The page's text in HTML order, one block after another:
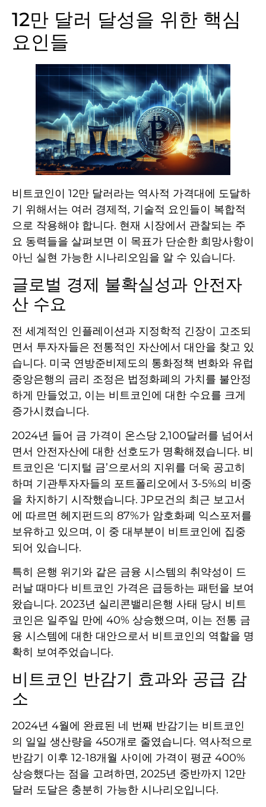
12만 달러 달성을 위한 핵심
요인들
비트코인이 12만 달러라는 역사적 가격대에 도달하
기 위해서는 여러 경제적, 기술적 요인들이 복합적
으로 작용해야 합니다. 현재 시장에서 관찰되는 주
요 동력들을 살펴보면 이 목표가 단순한 희망사항이
아닌 실현 가능한 시나리오임을 알 수 있습니다.
글로벌 경제 불확실성과 안전자
산 수요
전 세계적인 인플레이션과 지정학적 긴장이 고조되
면서 투자자들은 전통적인 자산에서 대안을 찾고 있
습니다. 미국 연방준비제도의 통화정책 변화와 유럽
중앙은행의 금리 조정은 법정화폐의 가치를 불안정
하게 만들었고, 이는 비트코인에 대한 수요를 크게
증가시켰습니다.
2024년 들어 금 가격이 온스당 2,100달러를 넘어서
면서 안전자산에 대한 선호도가 명확해졌습니다. 비
트코인은 ‘디지털 금’으로서의 지위를 더욱 공고히
하며 기관투자자들의 포트폴리오에서 3-5%의 비중
을 차지하기 시작했습니다. JP모건의 최근 보고서
에 따르면 헤지펀드의 87%가 암호화폐 익스포저를
보유하고 있으며, 이 중 대부분이 비트코인에 집중
되어 있습니다.
특히 은행 위기와 같은 금융 시스템의 취약성이 드
러날 때마다 비트코인 가격은 급등하는 패턴을 보여
왔습니다. 2023년 실리콘밸리은행 사태 당시 비트
코인은 일주일 만에 40% 상승했으며, 이는 전통 금
융 시스템에 대한 대안으로서 비트코인의 역할을 명
확히 보여주었습니다.
비트코인 반감기 효과와 공급 감
소
2024년 4월에 완료된 네 번째 반감기는 비트코인
의 일일 생산량을 450개로 줄였습니다. 역사적으로
반감기 이후 12-18개월 사이에 가격이 평균 400%
상승했다는 점을 고려하면, 2025년 중반까지 12만
달러 도달은 충분히 가능한 시나리오입니다.